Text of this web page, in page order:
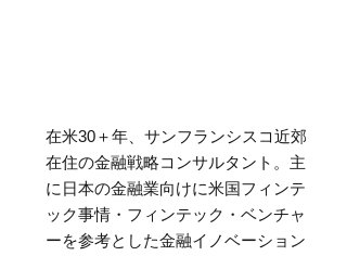
在米30＋年、サンフランシスコ近郊
在住の金融戦略コンサルタント。主
に日本の金融業向けに米国フィンテ
ック事情・フィンテック・ベンチャ
ーを参考とした金融イノベーション